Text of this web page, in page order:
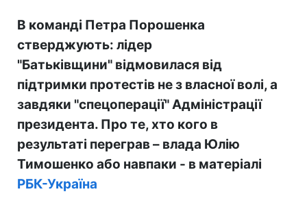
В команді Петра Порошенка
стверджують: лідер
"Батьківщини" відмовилася від
підтримки протестів не з власної волі, а
завдяки "спецоперації" Адміністрації
президента. Про те, хто кого в
результаті переграв – влада Юлію
Тимошенко або навпаки - в матеріалі
РБК-Україна